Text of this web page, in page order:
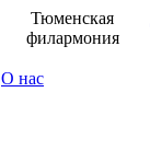
Тюменская
филармония
О нас